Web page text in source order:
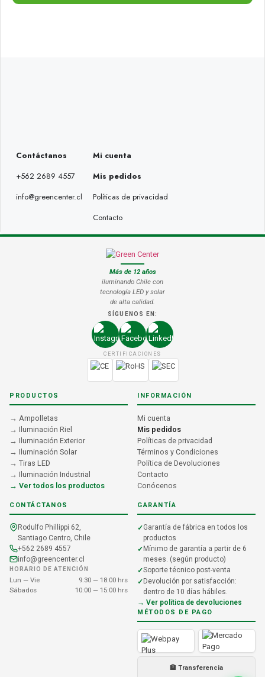
Contáctanos
+562 2689 4557
info@greencenter.cl
Mi cuenta
Mis pedidos
Políticas de privacidad
Contacto
Más de 12 años
iluminando Chile con
tecnología LED y solar
de alta calidad.
SÍGUENOS EN:
CERTIFICACIONES
PRODUCTOS
→ Ampolletas
→ Iluminación Riel
→ Iluminación Exterior
→ Iluminación Solar
→ Tiras LED
→ Iluminación Industrial
→ Ver todos los productos
INFORMACIÓN
Mi cuenta
Mis pedidos
Políticas de privacidad
Términos y Condiciones
Política de Devoluciones
Contacto
Conócenos
CONTÁCTANOS
Rodulfo Phillippi 62,
Santiago Centro, Chile
+562 2689 4557
info@greencenter.cl
HORARIO DE ATENCIÓN
Lun — Vie
9:30 — 18:00 hrs
Sábados
10:00 — 15:00 hrs
GARANTÍA
Garantía de fábrica en todos los
productos
Mínimo de garantía a partir de 6
meses. (según producto)
Soporte técnico post-venta
Devolución por satisfacción:
dentro de 10 días hábiles.
→ Ver política de devoluciones
MÉTODOS DE PAGO
🏦 Transferencia